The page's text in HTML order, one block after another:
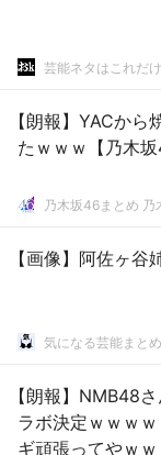
芸能ネタはこれだ
【朗報】YACか
たｗｗｗ【乃木坂
乃木坂46まとめ 乃
【画像】阿佐ヶ谷
気になる芸能まとめ
【朗報】NMB48
ラボ決定ｗｗｗ
ギ頑張ってやｗｗ